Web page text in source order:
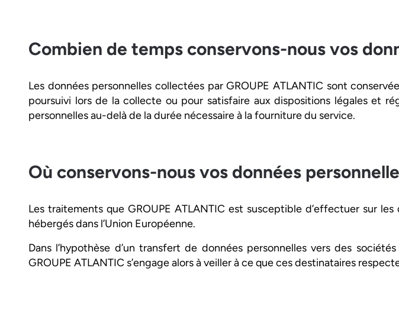
Combien de temps conservons-nous vos
Les données personnelles collectées par GROUPE ATLANTIC sont
poursuivi lors de la collecte ou pour satisfaire aux dispositions légales et
personnelles au-delà de la durée nécessaire à la fourniture du service.
Où conservons-nous vos données
Les traitements que GROUPE ATLANTIC est susceptible d’effectuer sur
hébergés dans l’Union Européenne.
Dans l’hypothèse d’un transfert de données personnelles vers des
GROUPE ATLANTIC s’engage alors à veiller à ce que ces destinataires